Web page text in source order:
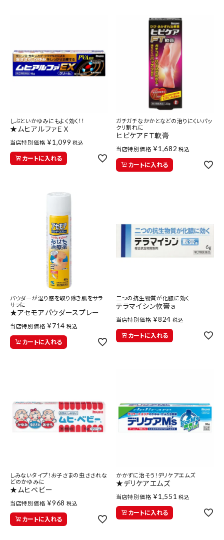
しぶといかゆみにもよく効く！！
★ムヒアルファＥＸ
当店特別価格 ¥1,099 税込
カートに入れる
ガチガチなかかとなどの治りにくいパッ
クリ割れに
ヒビケアＦＴ軟膏
当店特別価格 ¥1,682 税込
カートに入れる
パウダーが湿り感を取り除き肌をサラ
サラに
★アセモアパウダースプレー
当店特別価格 ¥714 税込
カートに入れる
二つの抗生物質が化膿に効く
テラマイシン軟膏ａ
当店特別価格 ¥824 税込
カートに入れる
しみないタイプ！お子さまの虫さされな
どのかゆみに
★ムヒベビー
当店特別価格 ¥968 税込
カートに入れる
かかずに治そう！デリケアエムズ
★デリケアエムズ
当店特別価格 ¥1,551 税込
カートに入れる